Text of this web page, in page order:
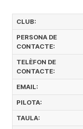
CLUB:
PERSONA DE
CONTACTE:
TELÈFON DE
CONTACTE:
EMAIL:
PILOTA:
TAULA: